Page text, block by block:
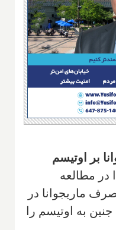
بر اوتیسم
در مطالعه
ماریجوانا در
به اوتیسم را